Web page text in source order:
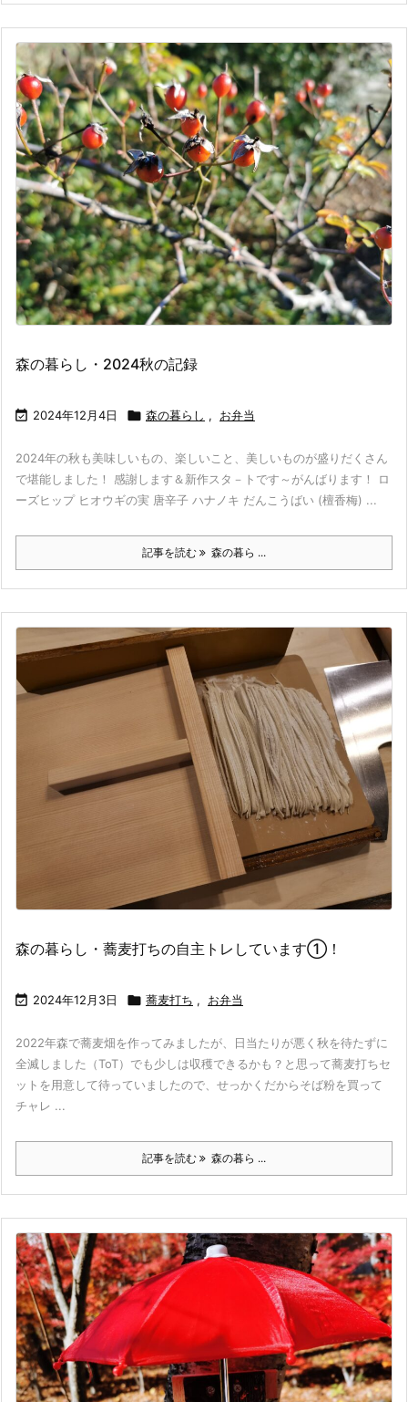
森の暮らし・2024秋の記録
 2024年12月4日  森の暮らし , お弁当
2024年の秋も美味しいもの、楽しいこと、美しいものが盛りだくさん
で堪能しました！ 感謝します＆新作スタ－トです～がんばります！ ロ
ーズヒップ ヒオウギの実 唐辛子 ハナノキ だんこうばい (檀香梅) ...
記事を読む 森の暮ら ...
森の暮らし・蕎麦打ちの自主トレしています①！
 2024年12月3日  蕎麦打ち , お弁当
2022年森で蕎麦畑を作ってみましたが、日当たりが悪く秋を待たずに
全滅しました（ToT）でも少しは収穫できるかも？と思って蕎麦打ちセ
ットを用意して待っていましたので、せっかくだからそば粉を買って
チャレ ...
記事を読む 森の暮ら ...